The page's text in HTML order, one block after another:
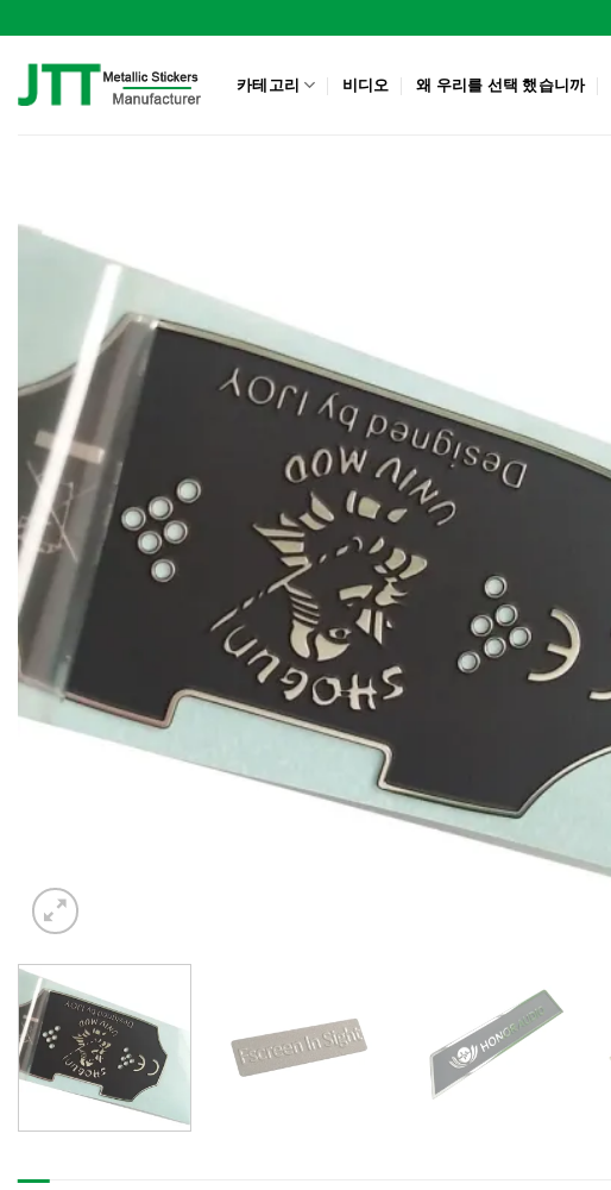
to
content
카테고리 비디오 왜 우리를 선택 했습니까